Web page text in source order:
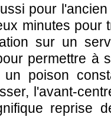
pour
minutes pour
sur un
permettre à
poison
l'avant-
reprise